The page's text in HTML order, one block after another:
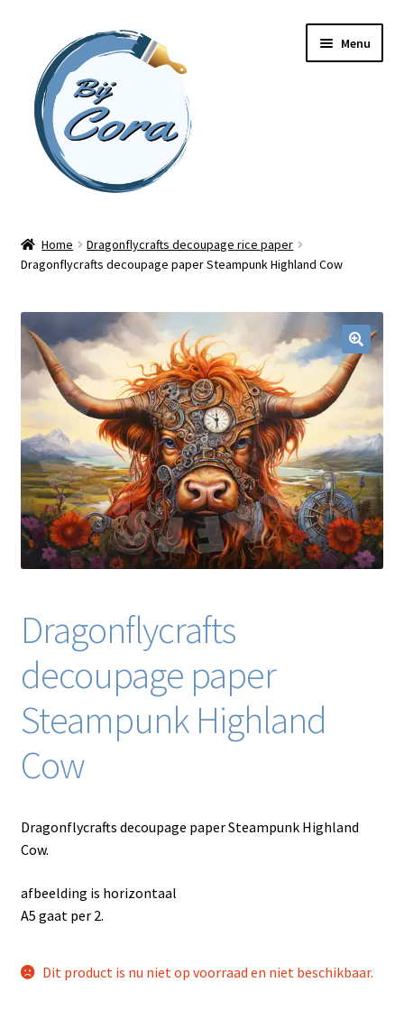
naar
navigatie
inhoud
Menu
Workshops
Online cursussen
Shop
Blog / DIY / Tutorials
Over mij
Contact
Home
Dragonflycrafts decoupage rice paper
Dragonflycrafts decoupage paper Steampunk Highland Cow
Dragonflycrafts
decoupage paper
Steampunk Highland
Cow
Dragonflycrafts decoupage paper Steampunk Highland
Cow.
afbeelding is horizontaal
A5 gaat per 2.
Dit product is nu niet op voorraad en niet beschikbaar.